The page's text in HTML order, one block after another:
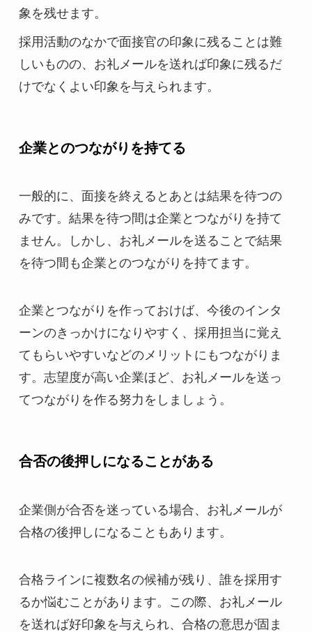
象を残せます。
採用活動のなかで面接官の印象に残ることは難
しいものの、お礼メールを送れば印象に残るだ
けでなくよい印象を与えられます。
企業とのつながりを持てる
一般的に、面接を終えるとあとは結果を待つの
みです。結果を待つ間は企業とつながりを持て
ません。しかし、お礼メールを送ることで結果
を待つ間も企業とのつながりを持てます。
企業とつながりを作っておけば、今後のインタ
ーンのきっかけになりやすく、採用担当に覚え
てもらいやすいなどのメリットにもつながりま
す。志望度が高い企業ほど、お礼メールを送っ
てつながりを作る努力をしましょう。
合否の後押しになることがある
企業側が合否を迷っている場合、お礼メールが
合格の後押しになることもあります。
合格ラインに複数名の候補が残り、誰を採用す
るか悩むことがあります。この際、お礼メール
を送れば好印象を与えられ、合格の意思が固ま